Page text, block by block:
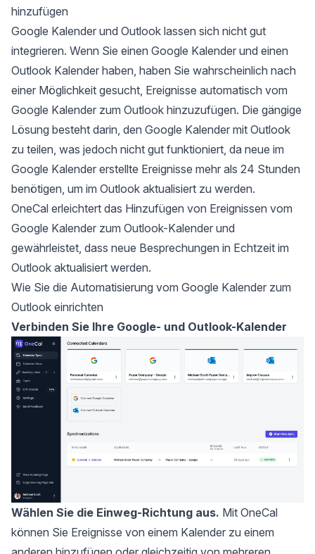
hinzufügen
Google Kalender und Outlook lassen sich nicht gut
integrieren. Wenn Sie einen Google Kalender und einen
Outlook Kalender haben, haben Sie wahrscheinlich nach
einer Möglichkeit gesucht, Ereignisse automatisch vom
Google Kalender zum Outlook hinzuzufügen. Die gängige
Lösung besteht darin, den Google Kalender mit Outlook
zu teilen, was jedoch nicht gut funktioniert, da neue im
Google Kalender erstellte Ereignisse mehr als 24 Stunden
benötigen, um im Outlook aktualisiert zu werden.
OneCal erleichtert das Hinzufügen von Ereignissen vom
Google Kalender zum Outlook-Kalender und
gewährleistet, dass neue Besprechungen in Echtzeit im
Outlook aktualisiert werden.
Wie Sie die Automatisierung vom Google Kalender zum
Outlook einrichten
Verbinden Sie Ihre Google- und Outlook-Kalender
Wählen Sie die Einweg-Richtung aus. Mit OneCal
können Sie Ereignisse von einem Kalender zu einem